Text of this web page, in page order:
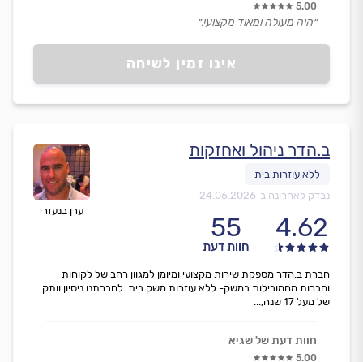
אינו זמין לשיחה
5.00
״היה מעולה ומאוד מקצועי.״
ערן בנעזרי
ב.הדר ניהול ואחזקות
נבדק לאחרונה ב-24.06.2026
4.62
55
חוות דעת
חברת ב.הדר מספקת שירות מקצועי ומיומן למגוון רחב של לקוחות
וחברות מהמובילות במשק- ללא עוזרות משק בית. לחברתנו ניסיון וותק
של מעל 17 שנה,...
חוות דעת של שגיא
5.00